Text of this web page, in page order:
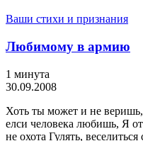
Ваши стихи и признания
Любимому в армию
1 минута
30.09.2008
Хоть ты может и не
елси человека любишь, Я
не охота Гулять,